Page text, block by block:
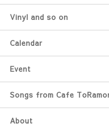
Vinyl and so on
Calendar
Event
Songs from Cafe
About